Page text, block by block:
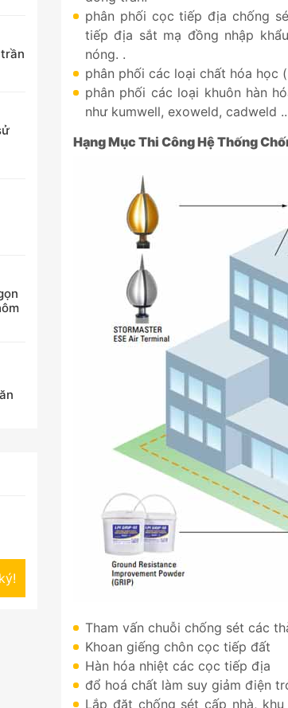
phân phối cọc tiếp địa chống
tiếp địa sắt mạ đồng nhập
nóng. .
phân phối các loại chất hóa
phân phối các loại khuôn hàn
như kumwell, exoweld, cadweld
Hạng Mục Thi Công Hệ Thống
Tham vấn chuỗi chống sét các
Khoan giếng chôn cọc tiếp đất
Hàn hóa nhiệt các cọc tiếp địa
đổ hoá chất làm suy giảm điện
Lắp đặt chống sét cấp nhà,